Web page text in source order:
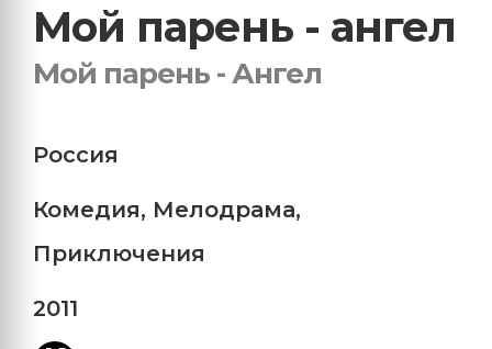
Мой парень - ангел
Мой парень - Ангел
Россия
Комедия, Мелодрама,
Приключения
2011